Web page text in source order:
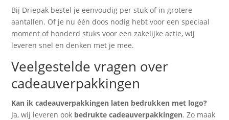
Bij Driepak bestel je eenvoudig per stuk of in grotere
aantallen. Of je nu één doos nodig hebt voor een speciaal
moment of honderd stuks voor een zakelijke actie, wij
leveren snel en denken met je mee.
Veelgestelde vragen over
cadeauverpakkingen
Kan ik cadeauverpakkingen laten bedrukken met logo?
Ja, wij leveren ook bedrukte cadeauverpakkingen. Zo maak